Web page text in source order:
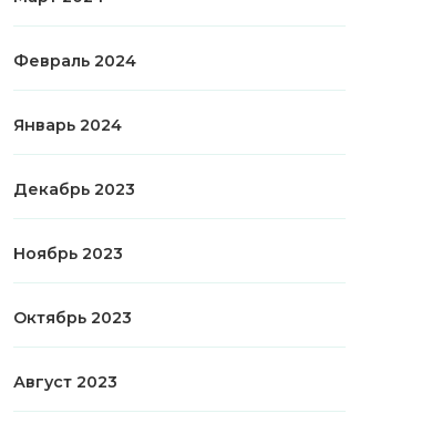
Февраль 2024
Январь 2024
Декабрь 2023
Ноябрь 2023
Октябрь 2023
Август 2023